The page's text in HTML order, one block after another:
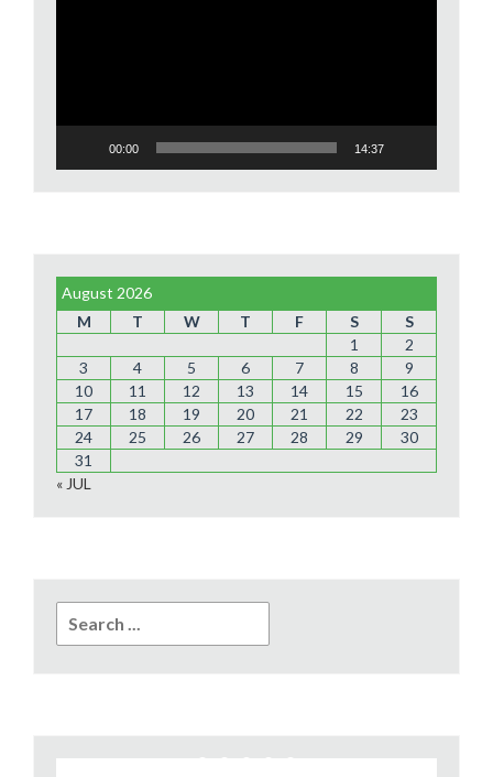
00:00 14:37
August 2026
M
T W T F S
S
1
2
3
4 5 6 7 8
9
10
11 12 13 14 15
16
17
18 19 20 21 22
23
24
25 26 27 28 29
30
31
« JUL
for: